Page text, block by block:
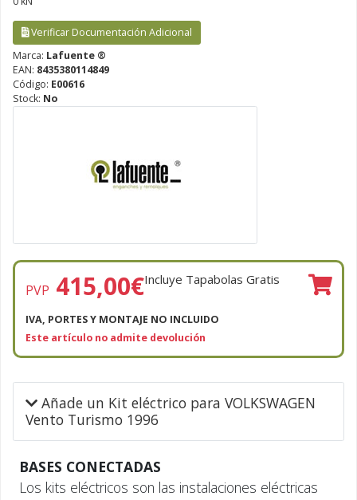
Verificar Documentación Adicional
Marca: Lafuente ®
EAN: 8435380114849
Código: E00616
Stock: No
PVP 415,00€Incluye Tapabolas Gratis
IVA, PORTES Y MONTAJE NO INCLUIDO
Este artículo no admite devolución
Añade un Kit eléctrico para VOLKSWAGEN
Vento Turismo 1996
BASES CONECTADAS
Los kits eléctricos son las instalaciones eléctricas